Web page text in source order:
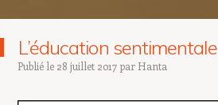
L’éducation sentimentale
Publié le 28 juillet 2017par Hanta